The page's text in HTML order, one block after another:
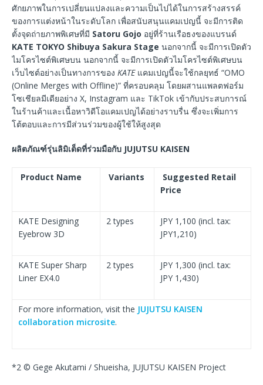
ศักยภาพในการเปลี่ยนแปลงและความเป็นไปได้ในการสร้างสรรค์
ของการแต่งหน้าในระดับโลก เพื่อสนับสนุนแคมเปญนี้ จะมีการติด
ตั้งจุดถ่ายภาพพิเศษที่มี Satoru Gojo อยู่ที่ร้านเรือธงของแบรนด์
KATE TOKYO Shibuya Sakura Stage นอกจากนี้ จะมีการเปิดตัว
ไมโครไซต์พิเศษบน นอกจากนี้ จะมีการเปิดตัวไมโครไซต์พิเศษบน
เว็บไซต์อย่างเป็นทางการของ KATEแคมเปญนี้จะใช้กลยุทธ์ “OMO
(Online Merges with Offline)” ที่ครอบคลุม โดยผสานแพลตฟอร์ม
โซเชียลมีเดียอย่าง X, Instagram และ TikTok เข้ากับประสบการณ์
ในร้านค้าและเนื้อหาวิดีโอแคมเปญได้อย่างราบรื่น ซึ่งจะเพิ่มการ
โต้ตอบและการมีส่วนร่วมของผู้ใช้ให้สูงสุด
ผลิตภัณฑ์รุ่นลิมิเต็ดที่ร่วมมือกับ JUJUTSU KAISEN
Product Name Variants
Suggested Retail
Price
KATE Designing
Eyebrow 3D
2 types
JPY 1,100 (incl. tax:
JPY1,210)
KATE Super Sharp
Liner EX4.0
2 types
JPY 1,300 (incl. tax:
JPY 1,430)
For more information, visit the JUJUTSU KAISEN
collaboration microsite.
*2 © Gege Akutami / Shueisha, JUJUTSU KAISEN Project